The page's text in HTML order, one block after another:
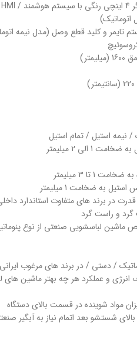
تایمر و کلید قطع وصل (مدل نیمه
نیمه استیل / تمام استیل
2 میلیمتر
تا 3 میلیمتر
به ضخامت 1 میلیمتر
قدرت در برند های متفاوت استاندارد
و راست گرد
لباسشویی صنعتی از نوع
/ دستی / در برند های مرغوب
انرژی و عملکرد هر چه بهتر ماشین
مواد شوینده در قسمت بالای دستگاه
شستشو بعد اتمام نیاز به آبگیر